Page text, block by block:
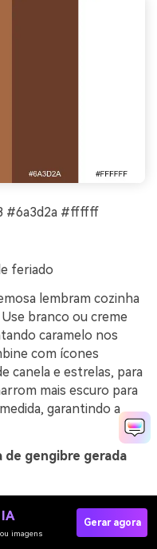
#6a3d2a #ffffff
feriado
lembram cozinha
branco ou creme
caramelo nos
com ícones
canela e estrelas, para
mais escuro para
garantindo a
de gengibre gerada
imagens
Gerar agora